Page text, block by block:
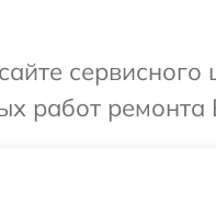
работ